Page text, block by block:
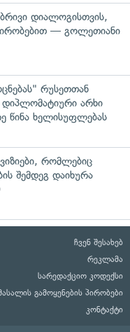
დიალოგისთვის,
— გოლეთიანი
რუსეთთან
არხი
წინა ხელისუფლებას
რომლებიც
შემდეგ დაიხურა
ჩვენ შესახებ
რეკლამა
სარედაქციო კოდექსი
გამოყენების პირობები
კონტაქტი